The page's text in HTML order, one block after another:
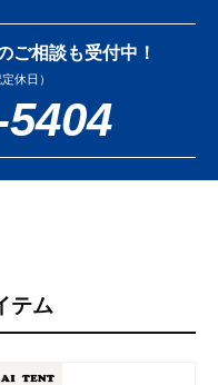
ご相談も受付中！
休日）
テム